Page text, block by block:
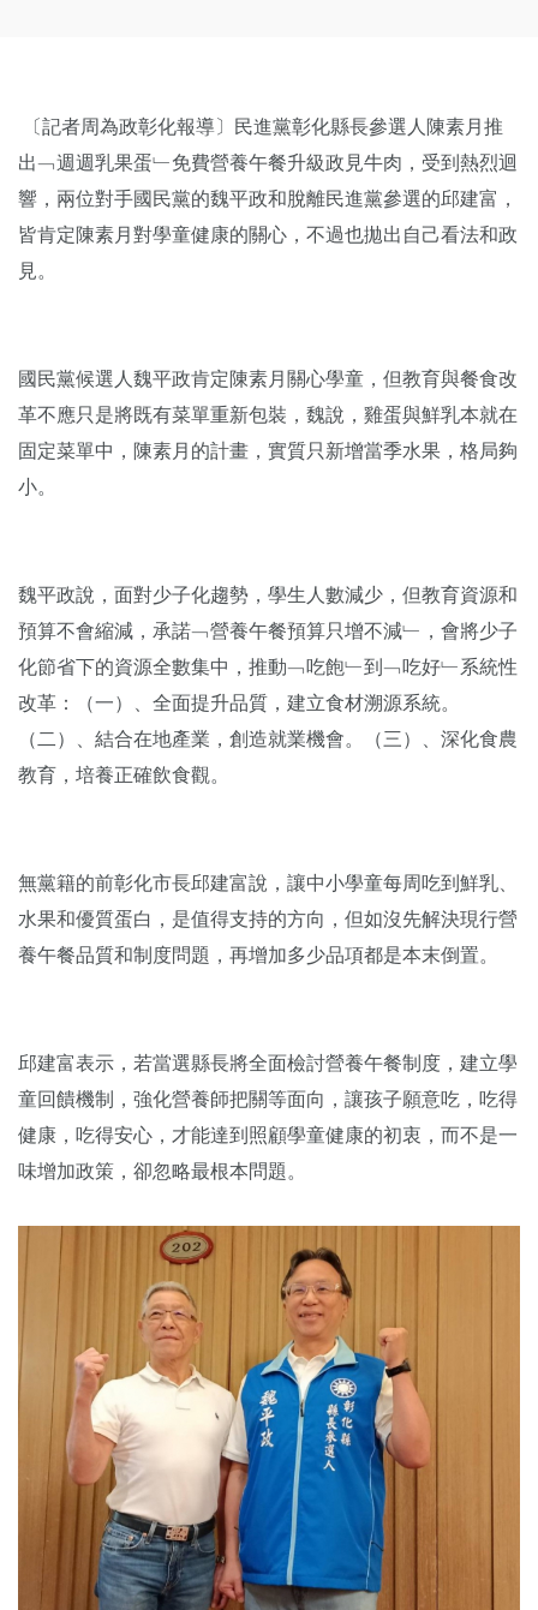
〔記者周為政彰化報導〕民進黨彰化縣長參選人陳素月推
出﹁週週乳果蛋﹂免費營養午餐升級政見牛肉，受到熱烈迴
響，兩位對手國民黨的魏平政和脫離民進黨參選的邱建富，
皆肯定陳素月對學童健康的關心，不過也拋出自己看法和政
見。
國民黨候選人魏平政肯定陳素月關心學童，但教育與餐食改
革不應只是將既有菜單重新包裝，魏說，雞蛋與鮮乳本就在
固定菜單中，陳素月的計畫，實質只新增當季水果，格局夠
小。
魏平政說，面對少子化趨勢，學生人數減少，但教育資源和
預算不會縮減，承諾﹁營養午餐預算只增不減﹂，會將少子
化節省下的資源全數集中，推動﹁吃飽﹂到﹁吃好﹂系統性
改革：（一）、全面提升品質，建立食材溯源系統。
（二）、結合在地產業，創造就業機會。（三）、深化食農
教育，培養正確飲食觀。
無黨籍的前彰化市長邱建富說，讓中小學童每周吃到鮮乳、
水果和優質蛋白，是值得支持的方向，但如沒先解決現行營
養午餐品質和制度問題，再增加多少品項都是本末倒置。
邱建富表示，若當選縣長將全面檢討營養午餐制度，建立學
童回饋機制，強化營養師把關等面向，讓孩子願意吃，吃得
健康，吃得安心，才能達到照顧學童健康的初衷，而不是一
味增加政策，卻忽略最根本問題。